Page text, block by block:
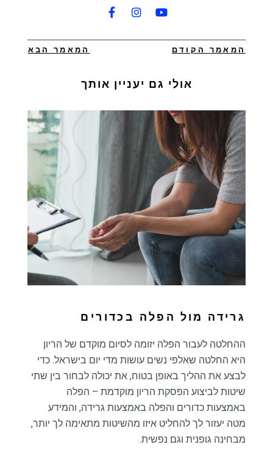
המאמר הקודם המאמר הבא
אולי גם יעניין אותך
גרידה מול הפלה בכדורים
ההחלטה לעבור הפלה יזומה לסיום מוקדם של הריון
היא החלטה שאלפי נשים עושות מדי יום בישראל. כדי
לבצע את ההליך באופן בטוח, את יכולה לבחור בין שתי
שיטות לביצוע הפסקת הריון מוקדמת – הפלה
באמצעות כדורים והפלה באמצעות גרידה, והמידע
מטה יעזור לך להחליט איזו מהשיטות מתאימה לך יותר,
מבחינה גופנית וגם נפשית.